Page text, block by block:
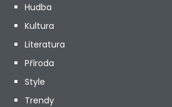
Hudba
Kultura
Literatura
Příroda
Style
Trendy